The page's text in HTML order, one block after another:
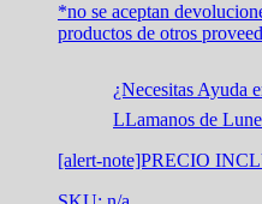
*no se aceptan
productos de otros
¿Necesitas Ayuda
LLamanos de
[alert-note]PRECIO